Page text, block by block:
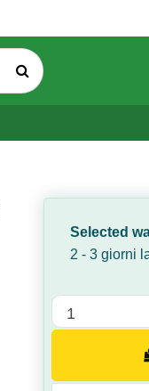
Selected
2 - 3 giorni
Quantità